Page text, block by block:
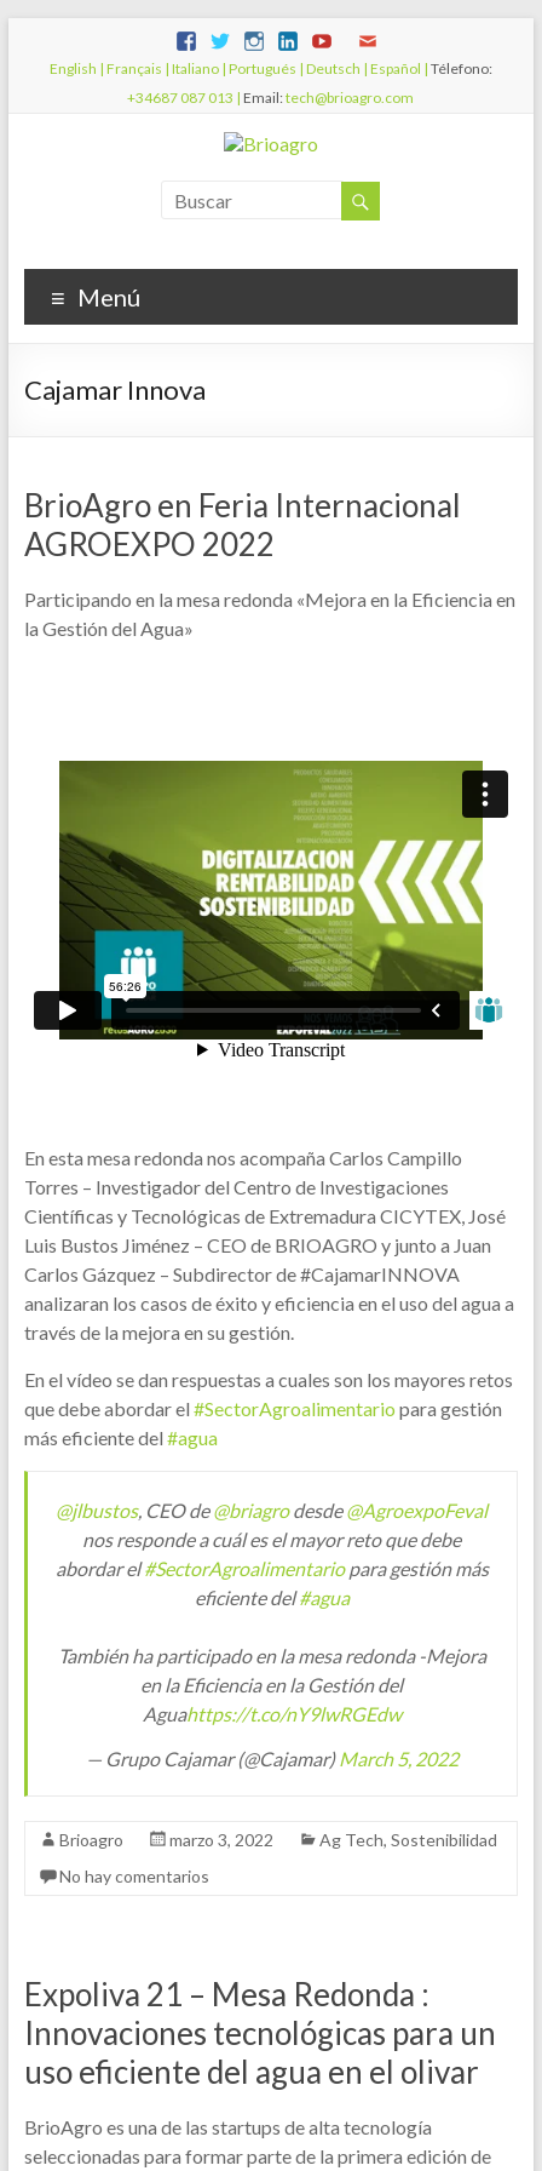
English | Français | Italiano | Portugués | Deutsch | Español | Télefono:
+34687 087 013 | Email:tech@brioagro.com
Menú
Cajamar Innova
BrioAgro en Feria Internacional
AGROEXPO 2022
Participando en la mesa redonda «Mejora en la Eficiencia en
la Gestión del Agua»
En esta mesa redonda nos acompaña Carlos Campillo
Torres – Investigador del Centro de Investigaciones
Científicas y Tecnológicas de Extremadura CICYTEX, José
Luis Bustos Jiménez – CEO de BRIOAGRO y junto a Juan
Carlos Gázquez – Subdirector de #CajamarINNOVA
analizaran los casos de éxito y eficiencia en el uso del agua a
través de la mejora en su gestión.
En el vídeo se dan respuestas a cuales son los mayores retos
que debe abordar el #SectorAgroalimentario para gestión
más eficiente del #agua
@jlbustos, CEO de@briagrodesde@AgroexpoFeval
nos responde a cuál es el mayor reto que debe
abordar el#SectorAgroalimentariopara gestión más
eficiente del#agua
También ha participado en la mesa redonda -Mejora
en la Eficiencia en la Gestión del
Aguahttps://t.co/nY9lwRGEdw
— Grupo Cajamar (@Cajamar) March 5, 2022
Brioagro marzo 3, 2022 Ag Tech, Sostenibilidad
No hay comentarios
Expoliva 21 – Mesa Redonda :
Innovaciones tecnológicas para un
uso eficiente del agua en el olivar
BrioAgro es una de las startups de alta tecnología
seleccionadas para formar parte de la primera edición de